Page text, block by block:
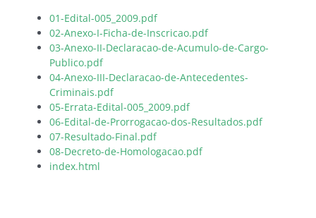
01-Edital-005_2009.pdf
02-Anexo-I-Ficha-de-Inscricao.pdf
03-Anexo-II-Declaracao-de-Acumulo-de-Cargo-
Publico.pdf
04-Anexo-III-Declaracao-de-Antecedentes-
Criminais.pdf
05-Errata-Edital-005_2009.pdf
06-Edital-de-Prorrogacao-dos-Resultados.pdf
07-Resultado-Final.pdf
08-Decreto-de-Homologacao.pdf
index.html